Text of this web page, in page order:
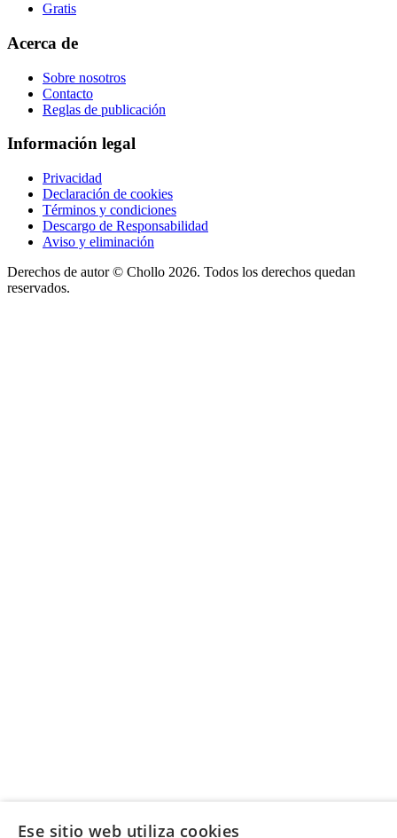
Gratis
Acerca de
Sobre nosotros
Contacto
Reglas de publicación
Información legal
Privacidad
Declaración de cookies
Términos y condiciones
Descargo de Responsabilidad
Aviso y eliminación
Derechos de autor © Chollo 2026. Todos los derechos quedan
reservados.
Ese sitio web utiliza cookies